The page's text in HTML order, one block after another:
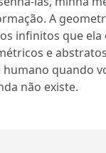
A
infinitos que
e
quando
não existe.